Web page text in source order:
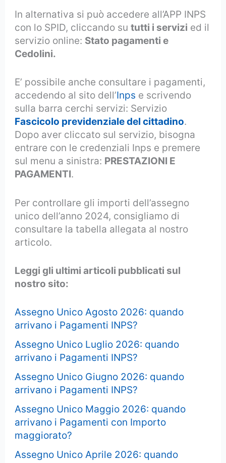
In alternativa si può accedere all’APP INPS
con lo SPID, cliccando sututti i servizi ed il
servizio online: Stato pagamenti e
Cedolini.
E’ possibile anche consultare i pagamenti,
accedendo al sito dell’Inps e scrivendo
sulla barra cerchi servizi: Servizio
Fascicolo previdenziale del cittadino.
Dopo aver cliccato sul servizio, bisogna
entrare con le credenziali Inps e premere
sul menu a sinistra: PRESTAZIONI E
PAGAMENTI.
Per controllare gli importi dell’assegno
unico dell’anno 2024, consigliamo di
consultare la tabella allegata al nostro
articolo.
Leggi gli ultimi articoli pubblicati sul
nostro sito:
Assegno Unico Agosto 2026: quando
arrivano i Pagamenti INPS?
Assegno Unico Luglio 2026: quando
arrivano i Pagamenti INPS?
Assegno Unico Giugno 2026: quando
arrivano i Pagamenti INPS?
Assegno Unico Maggio 2026: quando
arrivano i Pagamenti con Importo
maggiorato?
Assegno Unico Aprile 2026: quando